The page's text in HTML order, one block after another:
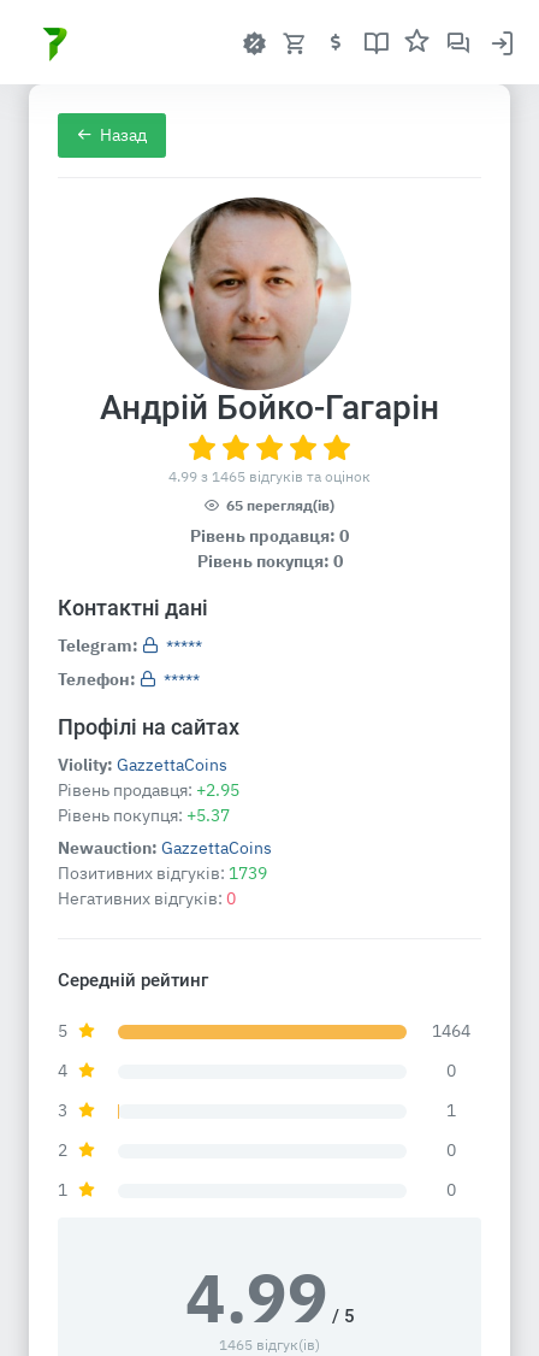
Назад
Андрій Бойко-Гагарін
4.99 з 1465 відгуків та оцінок
65 перегляд(ів)
Рівень продавця: 0
Рівень покупця: 0
Контактні дані
Telegram:
*****
Телефон:
*****
Профілі на сайтах
Violity: GazzettaCoins
Рівень продавця: +2.95
Рівень покупця: +5.37
Newauction: GazzettaCoins
Позитивних відгуків: 1739
Негативних відгуків: 0
Середній рейтинг
5
1464
4
0
3
1
2
0
1
0
4.99 / 5
1465 відгук(ів)